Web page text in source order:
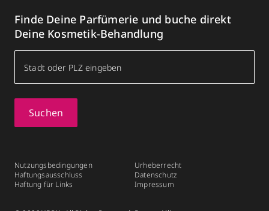
Finde Deine Parfümerie und buche direkt
Deine Kosmetik-Behandlung
Suchen
Nutzungsbedingungen
Haftungsausschluss
Haftung für Links
Urheberrecht
Datenschutz
Impressum